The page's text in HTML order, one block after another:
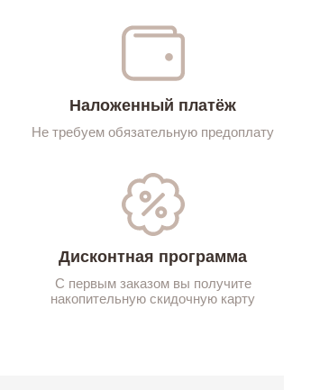
Наложенный платёж
Не требуем обязательную предоплату
Дисконтная программа
С первым заказом вы получите
накопительную скидочную карту